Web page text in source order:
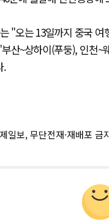
"오는 13일까지 중국
산~상하이(푸둥), 인천
.
보, 무단전재·재배포 금